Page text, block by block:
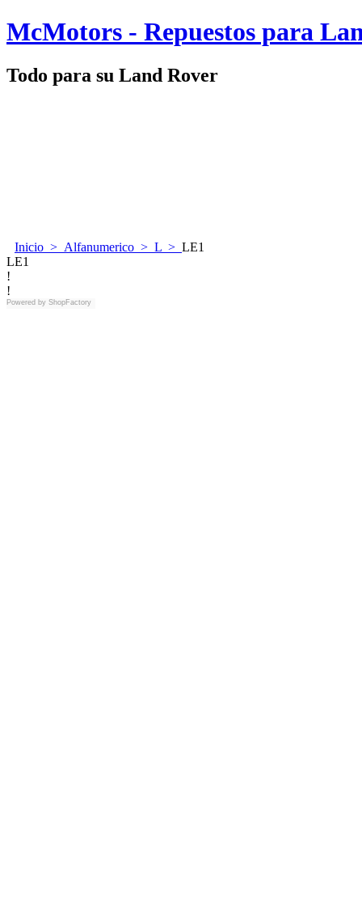
McMotors - Repuestos para
Todo para su Land Rover
Inicio > Alfanumerico > L > LE1
LE1
!
!
Powered by ShopFactory